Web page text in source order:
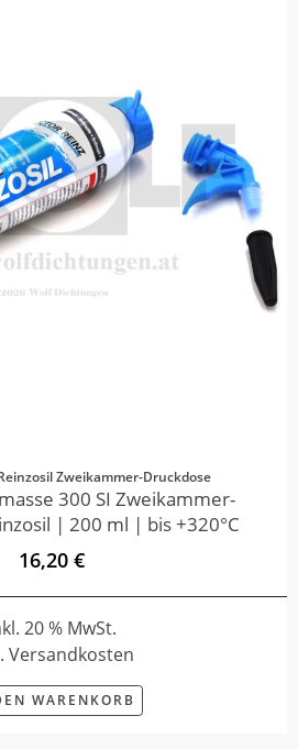
Zweikammer-Druckdose
300 SI Zweikammer-
| 200 ml | bis +320°C
16,20 €
20 % MwSt.
Versandkosten
WARENKORB